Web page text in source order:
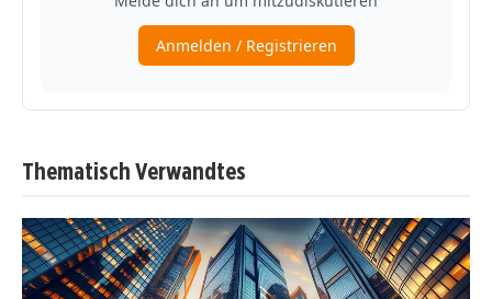
Thematisch Verwandtes